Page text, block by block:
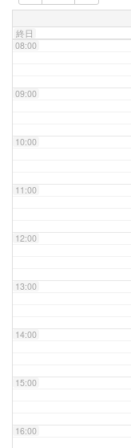
終日
08:00
09:00
10:00
11:00
12:00
13:00
14:00
15:00
16:00